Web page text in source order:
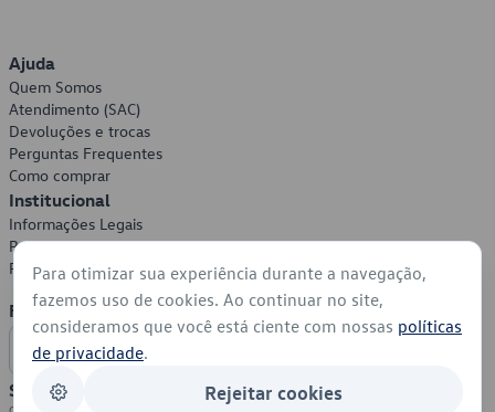
Ajuda
Quem Somos
Atendimento (SAC)
Devoluções e trocas
Perguntas Frequentes
Como comprar
Institucional
Informações Legais
Política de Privacidade
Política de Cookies
Formas de Pagamento
Segurança
Para otimizar sua experiência durante a navegação,
fazemos uso de cookies. Ao continuar no site,
consideramos que você está ciente com nossas políticas
de privacidade.
Rejeitar cookies